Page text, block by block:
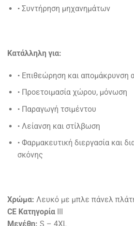
• Συντήρηση μηχανημάτων
Κατάλληλη για:
• Επιθεώρηση και απομάκρυνση
• Προετοιμασία χώρου, μόνωση
• Παραγωγή τσιμέντου
• Λείανση και στίλβωση
• Φαρμακευτική διεργασία και
σκόνης
Χρώμα: Λευκό με μπλε πάνελ
CE Κατηγορία IΙΙ
Μεγέθη: S – 4XL